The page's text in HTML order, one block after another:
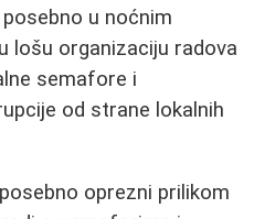
u noćnim
lošu organizaciju radova
semafore i
od strane lokalnih
oprezni prilikom